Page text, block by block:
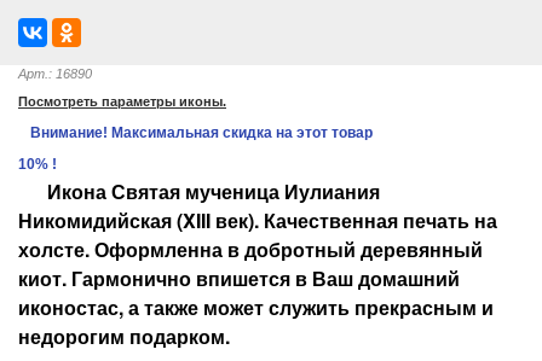
Арт.: 16890
Посмотреть параметры иконы.
Внимание! Максимальная скидка на этот товар
10% !
ИконаСвятая мученица Иулиания
Никомидийская (XIII век). Качественная печать на
холсте. Оформленна в добротный деревянный
киот. Гармонично впишется в Ваш домашний
иконостас, а также может служить прекрасным и
недорогим подарком.